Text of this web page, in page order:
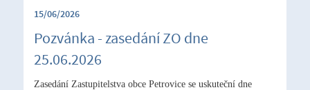
15/06/2026
Pozvánka - zasedání ZO dne
25.06.2026
Zasedání Zastupitelstva obce Petrovice se uskuteční dne